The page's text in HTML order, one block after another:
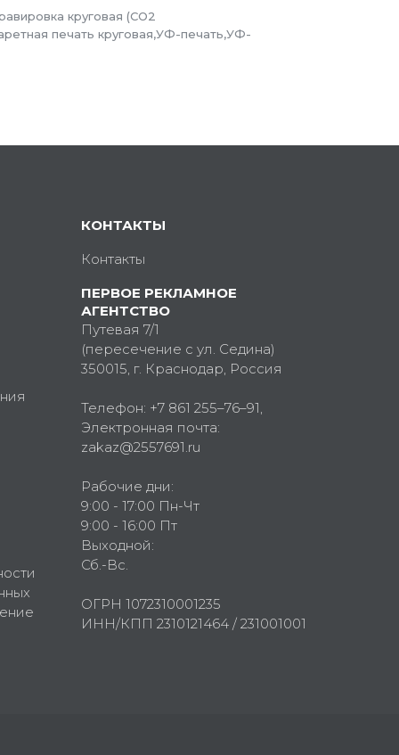
круговая (CO2
печать круговая,УФ-печать,УФ-
КОНТАКТЫ
Контакты
ПЕРВОЕ РЕКЛАМНОЕ
АГЕНТСТВО
Путевая 7/1
(пересечение с ул. Седина)
350015, г. Краснодар, Россия
Телефон: +7 861 255–76–91,
Электронная почта:
zakaz@2557691.ru
Рабочие дни:
9:00 - 17:00 Пн-Чт
9:00 - 16:00 Пт
Выходной:
Сб.-Вс.
ОГРН 1072310001235
ИНН/КПП 2310121464 / 231001001